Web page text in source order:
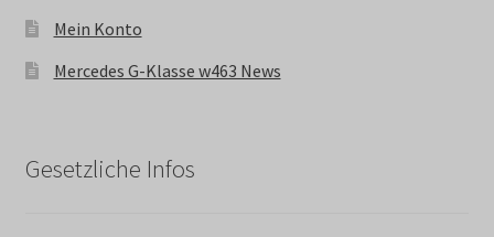
Mein Konto
Mercedes G-Klasse w463 News
Gesetzliche Infos